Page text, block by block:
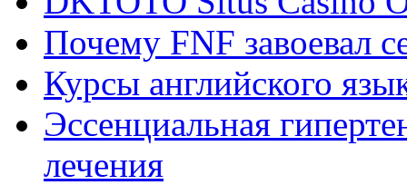
Почему FNF завоевал
Курсы английского
Эссенциальная
лечения